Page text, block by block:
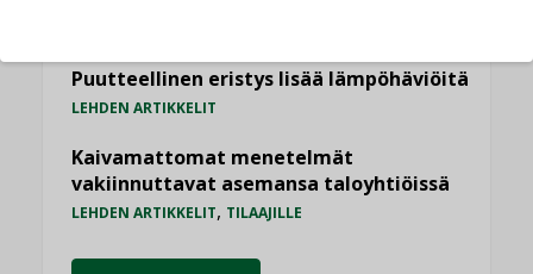
Puutteellinen eristys lisää lämpöhäviöitä
LEHDEN ARTIKKELIT
Kaivamattomat menetelmät
vakiinnuttavat asemansa taloyhtiöissä
LEHDEN ARTIKKELIT, TILAAJILLE